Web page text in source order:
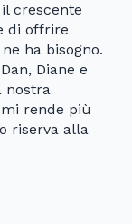
crescente
di offrire
ha bisogno.
Diane e
nostra
rende più
riserva alla